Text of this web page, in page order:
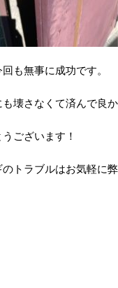
も無事に成功です。
も壊さなくて済んで良
ございます！
トラブルはお気軽に